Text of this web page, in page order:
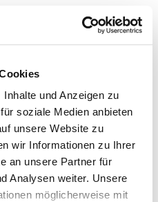
und Anzeigen zu
soziale Medien anbieten
unsere Website zu
wir Informationen zu Ihrer
an unsere Partner für
Analysen weiter. Unsere
möglicherweise mit